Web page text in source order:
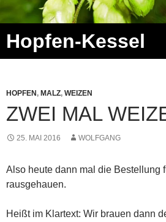
Zum
Inhalt
springen
Hopfen-Kessel
HOPFEN , MALZ, WEIZEN
ZWEI MAL
25. MAI 2016 WOLFGANG
Also heute dann mal die Bestellung
rausgehauen.
Heißt im Klartext: Wir brauen dann